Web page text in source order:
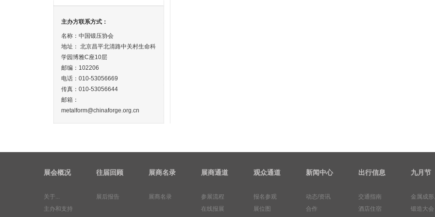
主办方联系方式：
名称：中国锻压协会
地址： 北京昌平北清路中关村生命科
学园博雅C座10层
邮编：102206
电话：010-53056669
传真：010-53056644
邮箱：
metalform@chinaforge.org.cn
展会概况
关于...
主办和支持
往届回顾
展后报告
展商名录
展商名录
展商通道
参展流程
在线报展
观众通道
报名参观
展位图
新闻中心
动态/资讯
合作
出行信息
交通指南
酒店住宿
九月节
金属成
锻造大会